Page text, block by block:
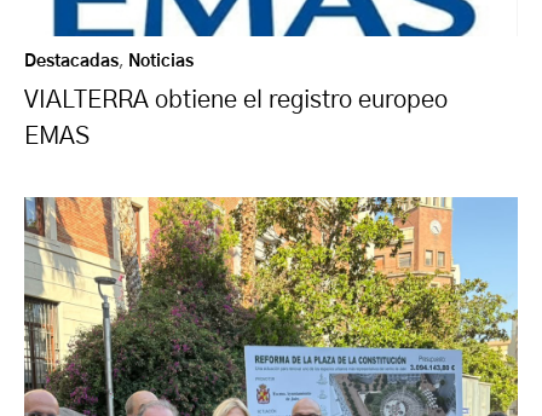
Destacadas, Noticias
VIALTERRA obtiene el registro europeo
EMAS